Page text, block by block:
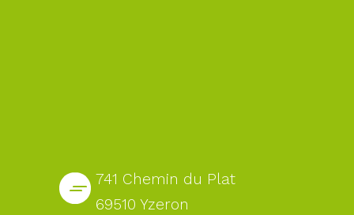
741 Chemin du Plat
69510 Yzeron